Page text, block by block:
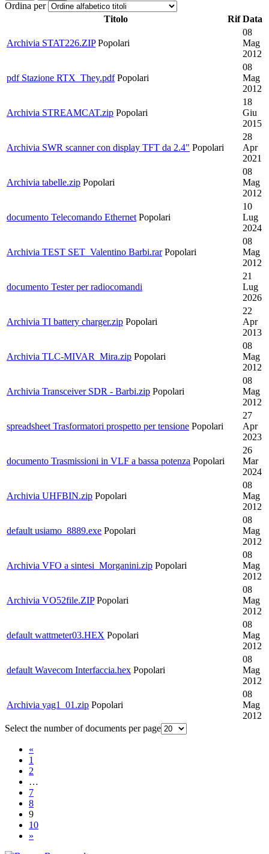
Ordina per
Titolo
Rif Data
Archivia STAT226.ZIP Popolari
08
Mag
2012
pdf Stazione RTX_They.pdf Popolari
08
Mag
2012
Archivia STREAMCAT.zip Popolari
18
Giu
2015
Archivia SWR scanner con display TFT da 2.4" Popolari
28
Apr
2021
Archivia tabelle.zip Popolari
08
Mag
2012
documento Telecomando Ethernet Popolari
10
Lug
2024
Archivia TEST SET_Valentino Barbi.rar Popolari
08
Mag
2012
documento Tester per radiocomandi
21
Lug
2026
Archivia TI battery charger.zip Popolari
22
Apr
2013
Archivia TLC-MIVAR_Mira.zip Popolari
08
Mag
2012
Archivia Transceiver SDR - Barbi.zip Popolari
08
Mag
2012
spreadsheet Trasformatori prospetto per tensione Popolari
27
Apr
2023
documento Trasmissioni in VLF a bassa potenza Popolari
26
Mar
2024
Archivia UHFBIN.zip Popolari
08
Mag
2012
default usiamo_8889.exe Popolari
08
Mag
2012
Archivia VFO a sintesi_Morganini.zip Popolari
08
Mag
2012
Archivia VO52file.ZIP Popolari
08
Mag
2012
default wattmeter03.HEX Popolari
08
Mag
2012
default Wavecom Interfaccia.hex Popolari
08
Mag
2012
Archivia yag1_01.zip Popolari
08
Mag
2012
Select the number of documents per page
«
1
2
…
7
8
9
10
»